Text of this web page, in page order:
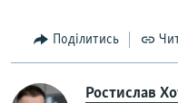
Поділитись
Ростислав